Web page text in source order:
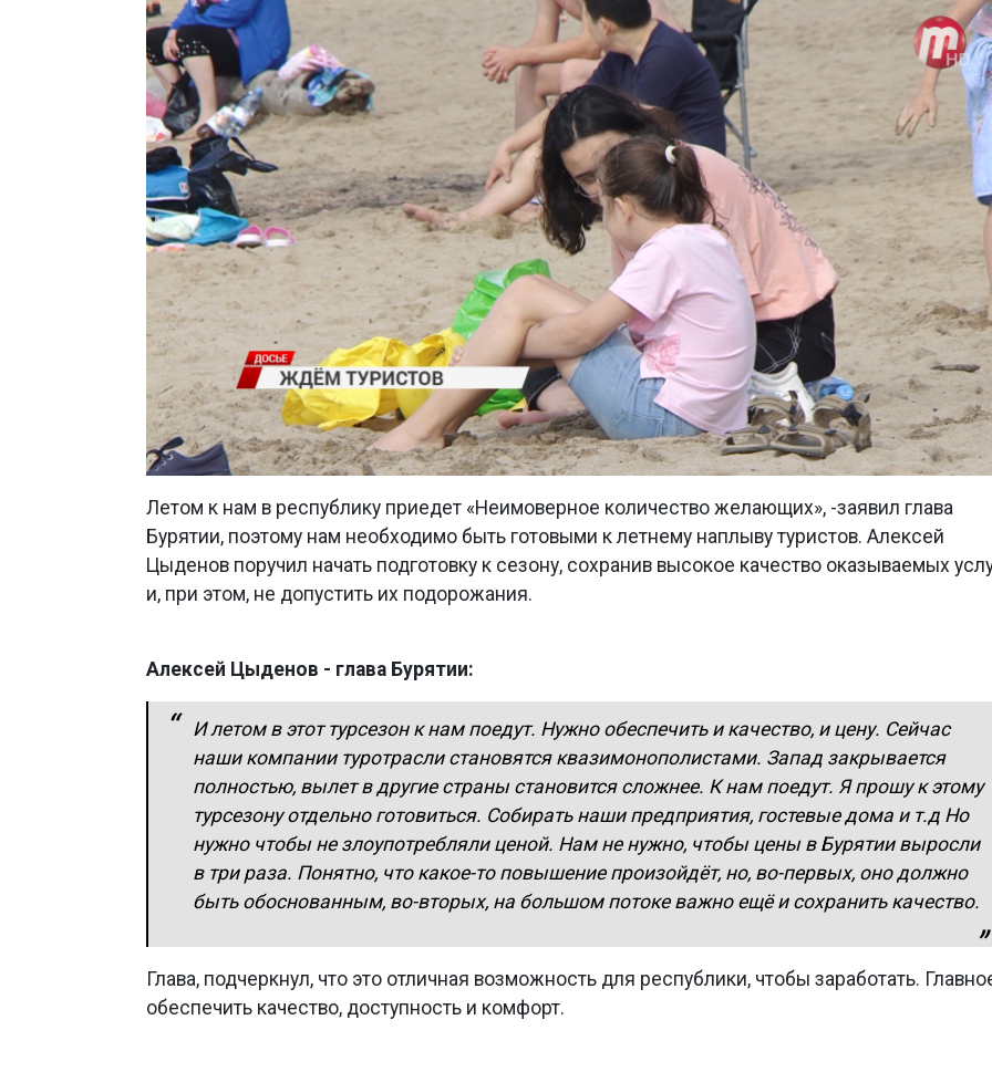
Летом к нам в республику приедет «Неимоверное количество желающих», -заявил глава
Бурятии, поэтому нам необходимо быть готовыми к летнему наплыву туристов. Алексей
Цыденов поручил начать подготовку к сезону, сохранив высокое качество оказываемых
и, при этом, не допустить их подорожания.
Алексей Цыденов - глава Бурятии:
И летом в этот турсезон к нам поедут. Нужно обеспечить и качество, и цену. Сейчас
наши компании туротрасли становятся квазимонополистами. Запад закрывается
полностью, вылет в другие страны становится сложнее. К нам поедут. Я прошу к этому
турсезону отдельно готовиться. Собирать наши предприятия, гостевые дома и т.д Но
нужно чтобы не злоупотребляли ценой. Нам не нужно, чтобы цены в Бурятии выросли
в три раза. Понятно, что какое-то повышение произойдёт, но, во-первых, оно должно
быть обоснованным, во-вторых, на большом потоке важно ещё и сохранить качество.
Глава, подчеркнул, что это отличная возможность для республики, чтобы заработать.
обеспечить качество, доступность и комфорт.